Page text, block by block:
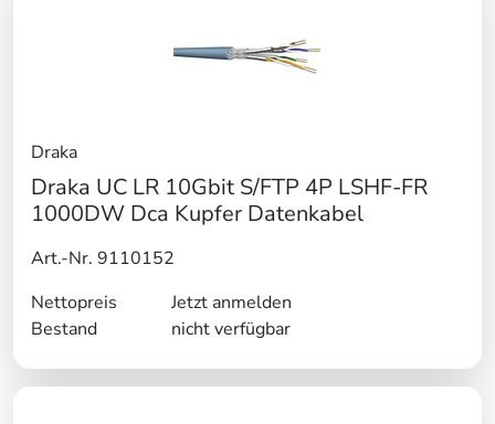
Draka
Draka UC LR 10Gbit S/FTP 4P LSHF-FR
1000DW Dca Kupfer Datenkabel
Art.-Nr. 9110152
Nettopreis
Jetzt anmelden
Bestand
nicht verfügbar